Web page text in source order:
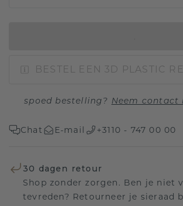
BESTEL EEN 3D PLASTIC
spoed bestelling? Neem contact
Chat E-mail +3110 - 747 00 00
30 dagen retour
Shop zonder zorgen. Ben je niet
tevreden? Retourneer je sieraad